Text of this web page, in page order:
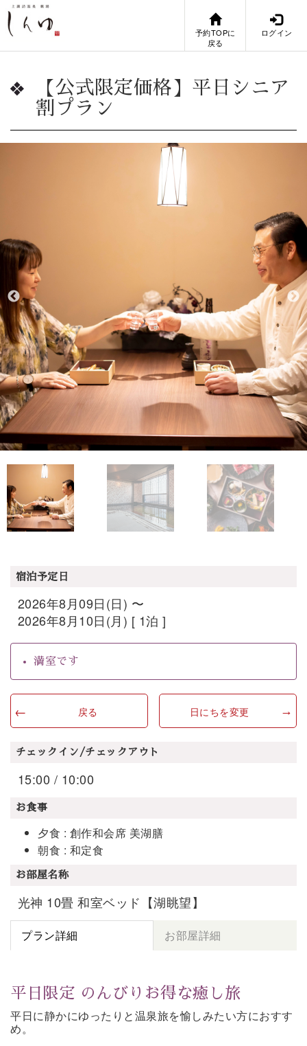
予約TOPに
戻る
ログイン
【公式限定価格】平日シニア
割プラン
宿泊予定日
2026年8月09日(日) 〜
2026年8月10日(月) [ 1泊 ]
満室です
戻る 日にちを変更
チェックイン/チェックアウト
15:00 / 10:00
お食事
夕食 : 創作和会席 美湖膳
朝食 : 和定食
お部屋名称
光神 10畳 和室ベッド【湖眺望】
プラン詳細 お部屋詳細
平日限定 のんびりお得な癒し旅
平日に静かにゆったりと温泉旅を愉しみたい方におすす
め。